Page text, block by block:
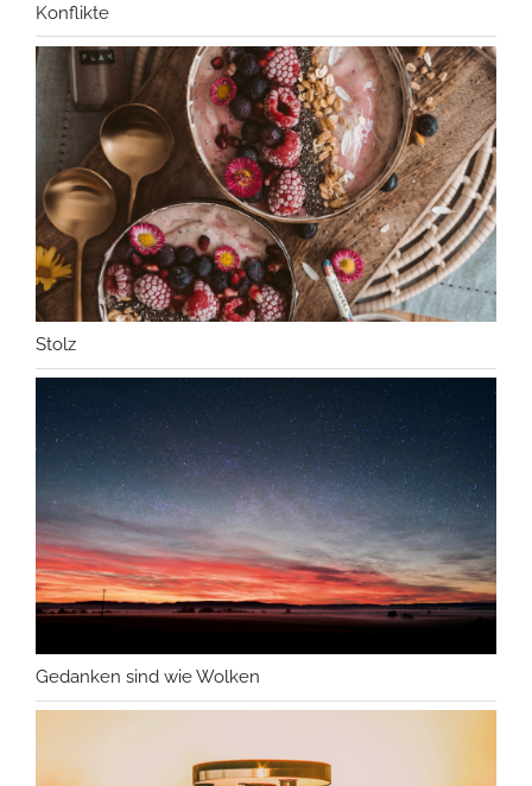
Konflikte
Stolz
Gedanken sind wie Wolken